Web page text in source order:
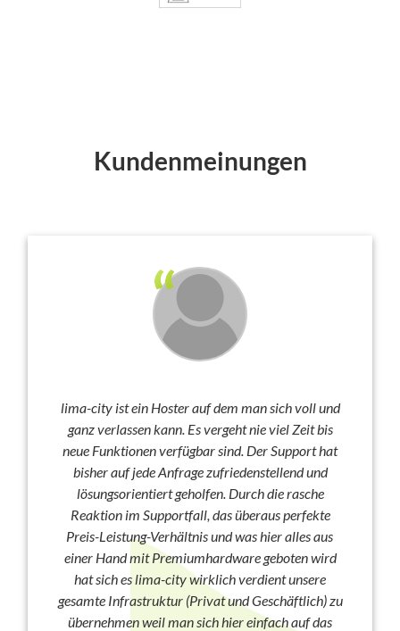
Kundenmeinungen
lima-city ist ein Hoster auf dem man sich voll und
ganz verlassen kann. Es vergeht nie viel Zeit bis
neue Funktionen verfügbar sind. Der Support hat
bisher auf jede Anfrage zufriedenstellend und
lösungsorientiert geholfen. Durch die rasche
Reaktion im Supportfall, das überaus perfekte
Preis-Leistung-Verhältnis und was hier alles aus
einer Hand mit Premiumhardware geboten wird
hat sich es lima-city wirklich verdient unsere
gesamte Infrastruktur (Privat und Geschäftlich) zu
übernehmen weil man sich hier einfach auf das